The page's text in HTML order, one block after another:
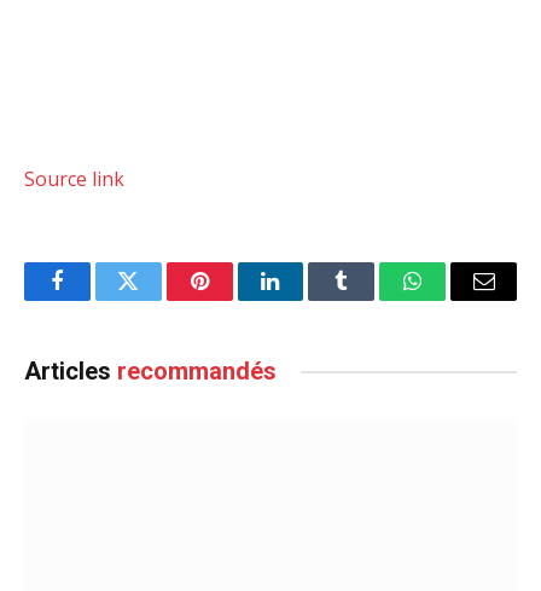
Source link
FacebookTwitter PinterestLinkedInTumblr WhatsAppEmail
Articles recommandés